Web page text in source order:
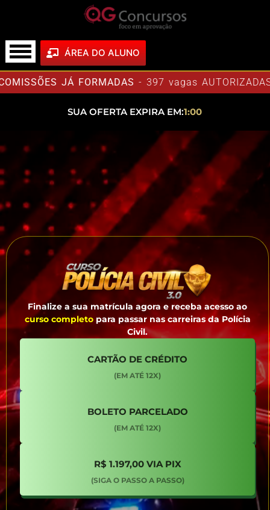
ÁREA DO ALUNO
JÁ FORMADAS- 397 vagas
SUA OFERTA EXPIRA EM:1:00
Finalize a sua matrícula agora e receba acesso ao
curso completopara passar nas carreiras da Polícia
Civil.
CARTÃO DE CRÉDITO
BOLETO PARCELADO
R$ 1.197,00 VIA PIX